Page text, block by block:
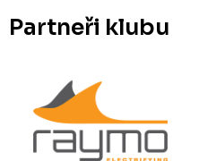
Partneři klubu